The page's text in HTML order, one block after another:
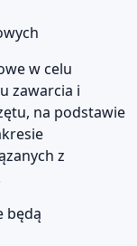
w celu
zawarcia i
na podstawie
z
będą